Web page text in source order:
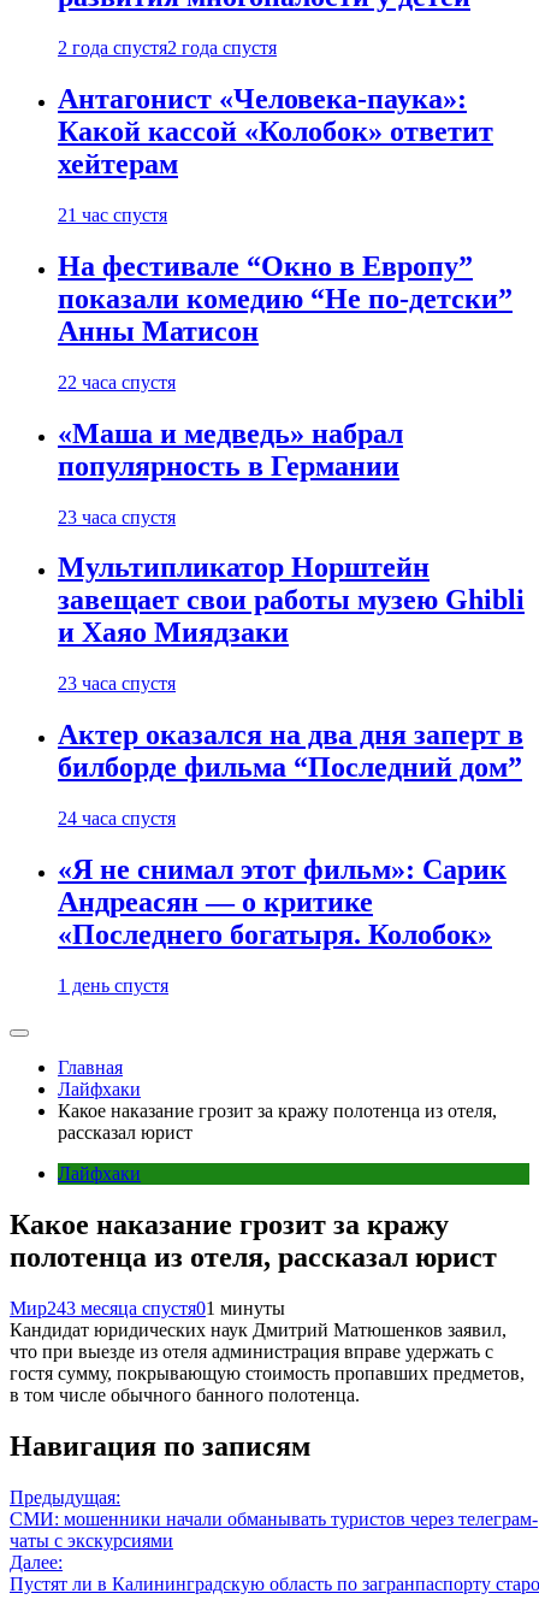
2 года спустя2 года спустя
Антагонист «Человека-паука»:
Какой кассой «Колобок» ответит
хейтерам
21 час спустя
На фестивале “Окно в Европу”
показали комедию “Не по-детски”
Анны Матисон
22 часа спустя
«Маша и медведь» набрал
популярность в Германии
23 часа спустя
Мультипликатор Норштейн
завещает свои работы музею Ghibli
и Хаяо Миядзаки
23 часа спустя
Актер оказался на два дня заперт в
билборде фильма “Последний дом”
24 часа спустя
«Я не снимал этот фильм»: Сарик
Андреасян — о критике
«Последнего богатыря. Колобок»
1 день спустя
Главная
Лайфхаки
Какое наказание грозит за кражу полотенца из отеля,
рассказал юрист
Лайфхаки
Какое наказание грозит за кражу
полотенца из отеля, рассказал юрист
Мир243 месяца спустя01 минуты
Кандидат юридических наук Дмитрий Матюшенков заявил,
что при выезде из отеля администрация вправе удержать с
гостя сумму, покрывающую стоимость пропавших предметов,
в том числе обычного банного полотенца.
Навигация по записям
Предыдущая:
СМИ: мошенники начали обманывать туристов через телеграм-
чаты с экскурсиями
Далее:
Пустят ли в Калининградскую область по загранпаспорту